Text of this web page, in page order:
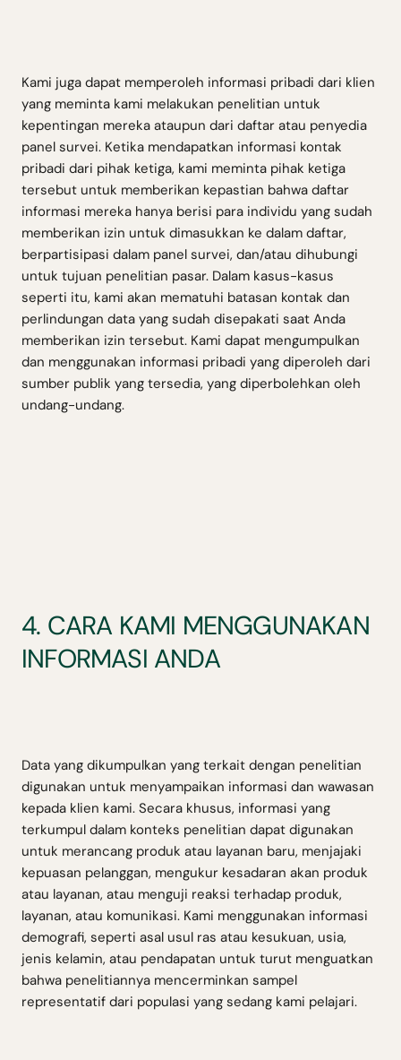
Kami juga dapat memperoleh informasi pribadi dari klien
yang meminta kami melakukan penelitian untuk
kepentingan mereka ataupun dari daftar atau penyedia
panel survei. Ketika mendapatkan informasi kontak
pribadi dari pihak ketiga, kami meminta pihak ketiga
tersebut untuk memberikan kepastian bahwa daftar
informasi mereka hanya berisi para individu yang sudah
memberikan izin untuk dimasukkan ke dalam daftar,
berpartisipasi dalam panel survei, dan/atau dihubungi
untuk tujuan penelitian pasar. Dalam kasus-kasus
seperti itu, kami akan mematuhi batasan kontak dan
perlindungan data yang sudah disepakati saat Anda
memberikan izin tersebut. Kami dapat mengumpulkan
dan menggunakan informasi pribadi yang diperoleh dari
sumber publik yang tersedia, yang diperbolehkan oleh
undang-undang.
4. CARA KAMI MENGGUNAKAN
INFORMASI ANDA
Data yang dikumpulkan yang terkait dengan penelitian
digunakan untuk menyampaikan informasi dan wawasan
kepada klien kami. Secara khusus, informasi yang
terkumpul dalam konteks penelitian dapat digunakan
untuk merancang produk atau layanan baru, menjajaki
kepuasan pelanggan, mengukur kesadaran akan produk
atau layanan, atau menguji reaksi terhadap produk,
layanan, atau komunikasi. Kami menggunakan informasi
demografi, seperti asal usul ras atau kesukuan, usia,
jenis kelamin, atau pendapatan untuk turut menguatkan
bahwa penelitiannya mencerminkan sampel
representatif dari populasi yang sedang kami pelajari.